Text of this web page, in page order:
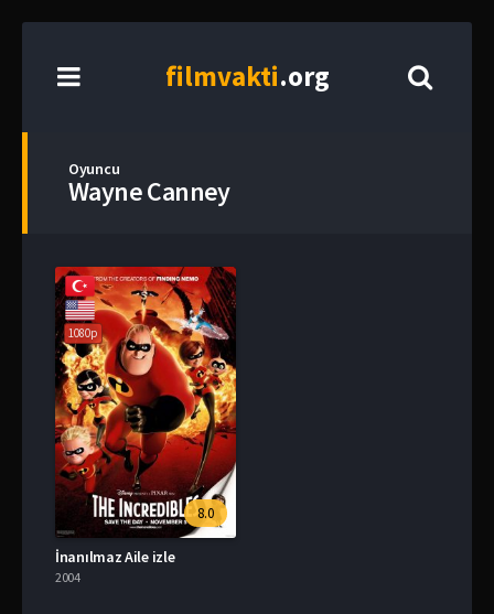
filmvakti.org
Oyuncu
Wayne Canney
1080p
8.0
İnanılmaz Aile izle
2004